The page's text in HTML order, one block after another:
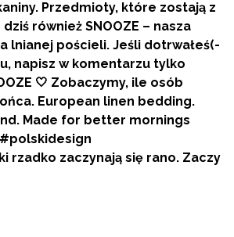
rzadko zaczynają się rano. Zaczy